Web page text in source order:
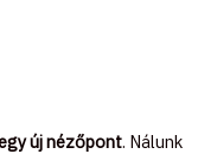
új nézőpont. Nálunk